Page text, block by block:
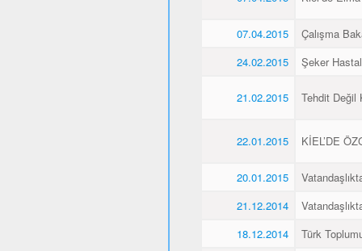
07.04.2015
Çalışma
24.02.2015
Şeker
21.02.2015 Tehdit Değil
22.01.2015 KİEL’DE
20.01.2015
21.12.2014
18.12.2014
Türk